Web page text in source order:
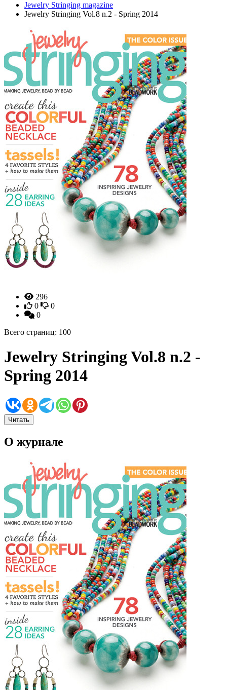
Jewelry Stringing magazine
Jewelry Stringing Vol.8 n.2 - Spring 2014
296
0
0
0
Всего страниц: 100
Jewelry Stringing Vol.8 n.2 -
Spring 2014
Читать
О журнале